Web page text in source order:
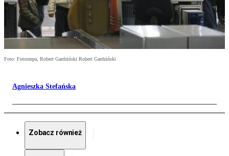
Foto: Fotorzepa, Robert Gardziński Robert Gardziński
Agnieszka Stefańska
Zobacz również